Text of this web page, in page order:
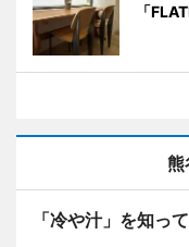
「
熊
「冷や汁」を知っ